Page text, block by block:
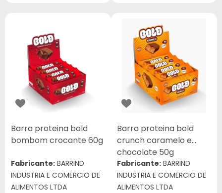
Barra proteina bold
bombom crocante 60g
Fabricante: BARRIND
INDUSTRIA E COMERCIO DE
ALIMENTOS LTDA
Barra proteina bold
crunch caramelo e
chocolate 50g
Fabricante: BARRIND
INDUSTRIA E COMERCIO DE
ALIMENTOS LTDA